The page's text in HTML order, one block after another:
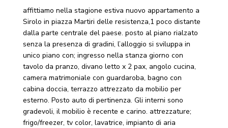
affittiamo nella stagione estiva nuovo appartamento a
Sirolo in piazza Martiri delle resistenza,1 poco distante
dalla parte centrale del paese. posto al piano rialzato
senza la presenza di gradini, l’alloggio si sviluppa in
unico piano con; ingresso nella stanza giorno con
tavolo da pranzo, divano letto x 2 pax, angolo cucina,
camera matrimoniale con guardaroba, bagno con
cabina doccia, terrazzo attrezzato da mobilio per
esterno. Posto auto di pertinenza. Gli interni sono
gradevoli, il mobilio è recente e carino. attrezzature;
frigo/freezer, tv color, lavatrice, impianto di aria